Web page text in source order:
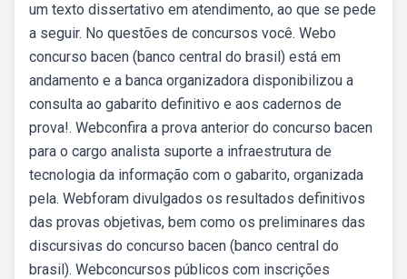
um texto dissertativo em atendimento, ao que se pede
a seguir. No questões de concursos você. Webo
concurso bacen (banco central do brasil) está em
andamento e a banca organizadora disponibilizou a
consulta ao gabarito definitivo e aos cadernos de
prova!. Webconfira a prova anterior do concurso bacen
para o cargo analista suporte a infraestrutura de
tecnologia da informação com o gabarito, organizada
pela. Webforam divulgados os resultados definitivos
das provas objetivas, bem como os preliminares das
discursivas do concurso bacen (banco central do
brasil). Webconcursos públicos com inscrições